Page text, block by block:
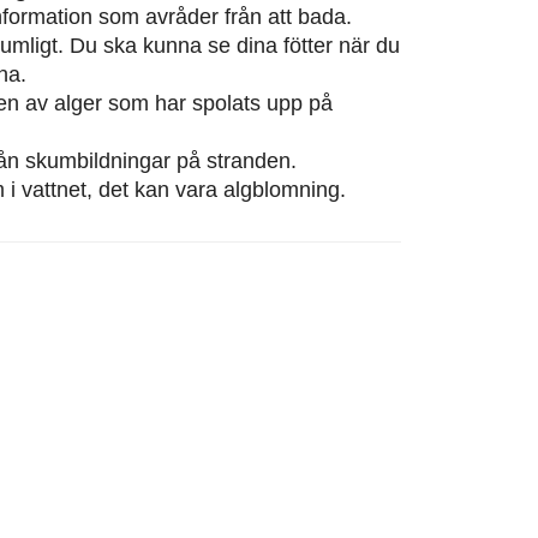
som avråder från att bada.
Du ska kunna se dina fötter när du
av alger som har spolats upp på
skumbildningar på stranden.
i vattnet, det kan vara algblomning.